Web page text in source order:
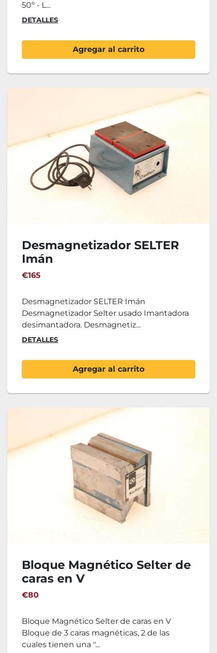
50º - L...
DETALLES
Agregar al carrito
Desmagnetizador SELTER
Imán
€165
Desmagnetizador SELTER Imán
Desmagnetizador Selter usado Imantadora
desimantadora. Desmagnetiz...
DETALLES
Agregar al carrito
Bloque Magnético Selter de
caras en V
€80
Bloque Magnético Selter de caras en V
Bloque de 3 caras magnéticas, 2 de las
cuales tienen una "...